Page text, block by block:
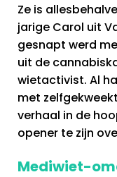
Ze is
jarige Carol uit
gesnapt werd
uit de
wietactivist. Al
met
verhaal in de
opener te zijn
Mediwiet-